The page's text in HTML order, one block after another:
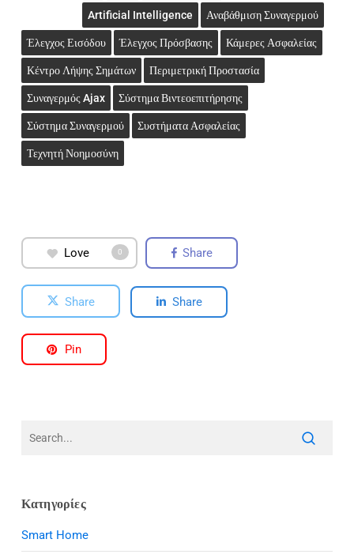
Artificial Intelligence Αναβάθμιση Συναγερμού
Έλεγχος Εισόδου Έλεγχος Πρόσβασης Κάμερες Ασφαλείας
Κέντρο Λήψης Σημάτων Περιμετρική Προστασία
Συναγερμός Ajax Σύστημα Βιντεοεπιτήρησης
Σύστημα Συναγερμού Συστήματα Ασφαλείας
Τεχνητή Νοημοσύνη
Love 0 Share
Share Share
Pin
Κατηγορίες
Smart Home